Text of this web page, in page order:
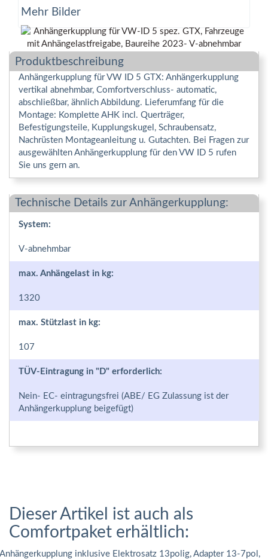
Mehr Bilder
Produktbeschreibung
Anhängerkupplung für VW ID 5 GTX: Anhängerkupplung
vertikal abnehmbar, Comfortverschluss- automatic,
abschließbar, ähnlich Abbildung. Lieferumfang für die
Montage: Komplette AHK incl. Querträger,
Befestigungsteile, Kupplungskugel, Schraubensatz,
Nachrüsten Montageanleitung u. Gutachten. Bei Fragen zur
ausgewählten Anhängerkupplung für den VW ID 5 rufen
Sie uns gern an.
Technische Details zur Anhängerkupplung:
System:
V-abnehmbar
max. Anhängelast in kg:
1320
max. Stützlast in kg:
107
TÜV-Eintragung in "D" erforderlich:
Nein- EC- eintragungsfrei (ABE/ EG Zulassung ist der
Anhängerkupplung beigefügt)
Dieser Artikel ist auch als
Comfortpaket erhältlich:
Anhängerkupplung inklusive Elektrosatz 13polig, Adapter 13-7pol,